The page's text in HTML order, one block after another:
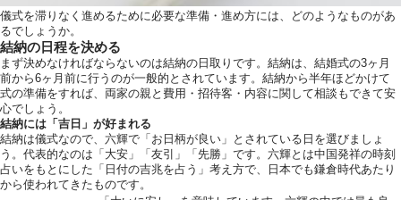
儀式を滞りなく進めるために必要な準備・進め方には、どのようなものがあ
るでしょうか。
結納の日程を決める
まず決めなければならないのは結納の日取りです。結納は、結婚式の3ヶ月
前から6ヶ月前に行うのが一般的とされています。結納から半年ほどかけて
式の準備をすれば、両家の親と費用・招待客・内容に関して相談もできて安
心でしょう。
結納には「吉日」が好まれる
結納は儀式なので、六輝で「お日柄が良い」とされている日を選びましょ
う。代表的なのは「大安」「友引」「先勝」です。六輝とは中国発祥の時刻
占いをもとにした「日付の吉兆を占う」考え方で、日本でも鎌倉時代あたり
から使われてきたものです。